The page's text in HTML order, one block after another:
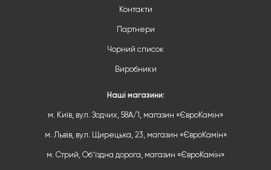
Контакти
Партнери
Чорний список
Виробники
Наші магазини:
м. Київ, вул. Зодчих, 58А/1, магазин «ЄвроКамін»
м. Львів, вул. Щирецька, 23, магазин «ЄвроКамін»
м. Стрий, Обʼїздна дорога, магазин «ЄвроКамін»